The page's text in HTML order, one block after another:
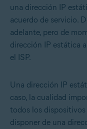
una dirección IP
acuerdo de servicio.
adelante, pero de
dirección IP estática
el ISP.
Una dirección IP
caso, la cualidad
todos los
disponer de una